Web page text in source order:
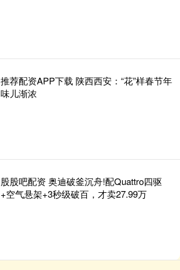
推荐配资APP下载 陕西西安：“花”样春节年
味儿渐浓
股股吧配资 奥迪破釜沉舟!配Quattro四驱
+空气悬架+3秒级破百，才卖27.99万